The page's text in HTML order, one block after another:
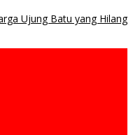
Ujung Batu yang Hilang